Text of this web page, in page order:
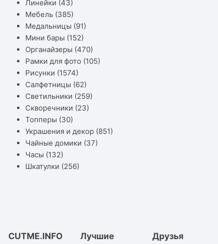
Линейки (43)
Мебель (385)
Медальницы (91)
Мини бары (152)
Органайзеры (470)
Рамки для фото (105)
Рисунки (1574)
Салфетницы (62)
Светильники (259)
Скворечники (23)
Топперы (30)
Украшения и декор (851)
Чайные домики (37)
Часы (132)
Шкатулки (256)
CUTME.INFO
Лучшие
Друзья